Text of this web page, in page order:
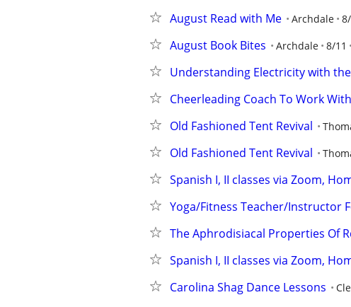
August Read with Me Archdale
August Book Bites Archdale 8/11
Understanding Electricity with
Cheerleading Coach To Work
Old Fashioned Tent Revival
Old Fashioned Tent Revival
Spanish I, II classes via Zoom,
Yoga/Fitness Teacher/Instructor
The Aphrodisiacal Properties Of
Spanish I, II classes via Zoom,
Carolina Shag Dance Lessons